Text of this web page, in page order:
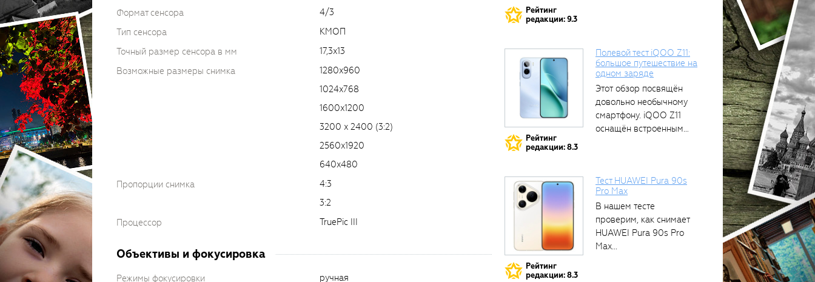
Формат сенсора
4/3
Тип сенсора
КМОП
Точный размер сенсора в мм
17,3x13
Возможные размеры снимка
1280x960
1024x768
1600x1200
3200 x 2400 (3:2)
2560x1920
640x480
Пропорции снимка
4:3
3:2
Процессор
TruePic III
Объективы и фокусировка
Режимы фокусировки
ручная
Рейтинг
редакции: 9.3
Рейтинг
редакции: 8.3
Полевой тест iQOO Z11:
большое путешествие на
одном заряде
Этот обзор посвящён
довольно необычному
смартфону. iQOO Z11
оснащён встроенным
Рейтинг
редакции: 8.3
Тест HUAWEI Pura 90s
Pro Max
В нашем тесте
проверим, как снимает
HUAWEI Pura 90s Pro
Max...